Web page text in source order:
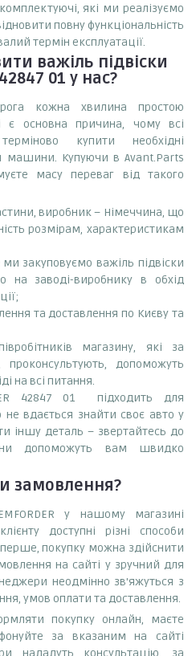
які ми реалізуємо
повну функціональність
термін експлуатації.
важіль підвіски
01 у нас?
кожна хвилина простою
є основна причина, чому всі
купити необхідні
машини. Купуючи в Avant.Parts
масу переваг від такого
виробник – Німеччина, що
розмірам, характеристикам
закуповуємо важіль підвіски
на заводі-виробнику в обхід
та доставлення по Києву та
магазину, які за
проконсультують, допоможуть
на всі питання.
42847 01 підходить для
вдається знайти своє авто у
іншу деталь – звертайтесь до
допоможуть вам швидко
замовлення?
у нашому магазині
доступні різні способи
покупку можна здійснити
на сайті у зручний для
неодмінно зв'яжуться з
умов оплати та доставлення.
покупку онлайн, маєте
за вказаним на сайті
нададуть консультацію, за